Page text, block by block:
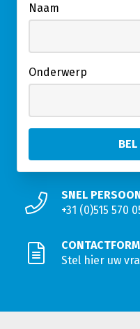
Naam
Onderwerp
SNEL
+31 (0)515 570
Stel hier uw